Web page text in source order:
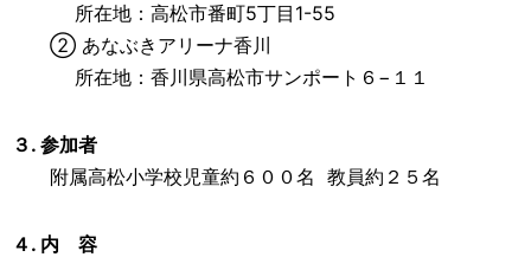
所在地：高松市番町5丁目1-55
② あなぶきアリーナ香川
所在地：香川県高松市サンポート６−１１
３. 参加者
附属高松小学校児童約６００名 教員約２５名
４. 内 容